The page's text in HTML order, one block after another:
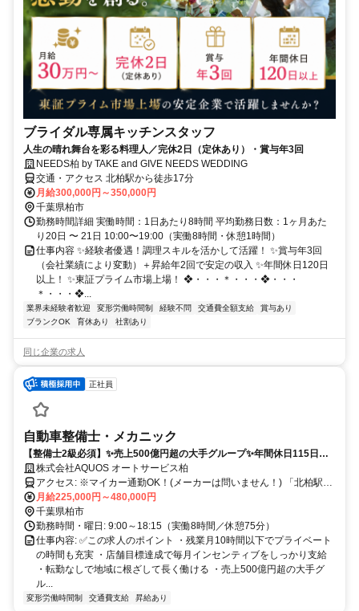
ブライダル専属キッチンスタッフ
人生の晴れ舞台を彩る料理人／完休2日（定休あり）・賞与年3回
NEEDS柏 by TAKE and GIVE NEEDS WEDDING
交通・アクセス 北柏駅から徒歩17分
月給300,000円～350,000円
千葉県柏市
勤務時間詳細 実働時間：1日あたり8時間 平均勤務日数：1ヶ月あた
り20日 〜 21日 10:00〜19:00（実働8時間・休憩1時間）
仕事内容 ✨経験者優遇！調理スキルを活かして活躍！ ✨賞与年3回
（会社業績により変動）＋昇給年2回で安定の収入 ✨年間休日120日
以上！ ✨東証プライム市場上場！ ❖・・・＊・・・❖・・・
＊・・・❖...
業界未経験者歓迎 変形労働時間制 経験不問 交通費全額支給
賞与あり
ブランクOK
育休あり 社割あり
同じ企業の求人
正社員
自動車整備士・メカニック
【整備士2級必須】✨売上500億円超の大手グループ✨年間休日115日／
研修充実／賞与年2回
株式会社AQUOS オートサービス柏
アクセス: ※マイカー通勤OK！(メーカーは問いません！) 「北柏駅」
から車で4分 ＜店舗情報＞ https://lepiogroup.jp/service/aquos/
月給225,000円～480,000円
千葉県柏市
勤務時間・曜日: 9:00～18:15（実働8時間／休憩75分）
仕事内容: ✅この求人のポイント ・残業月10時間以下でプライベート
の時間も充実 ・店舗目標達成で毎月インセンティブをしっかり支給
・転勤なしで地域に根ざして長く働ける ・売上500億円超の大手グ
ル...
変形労働時間制 交通費支給 昇給あり